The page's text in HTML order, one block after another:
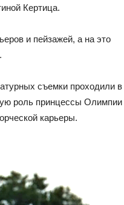
Кертица.
и пейзажей, а на это
съемки проходили в
роль принцессы Олимпии
карьеры.